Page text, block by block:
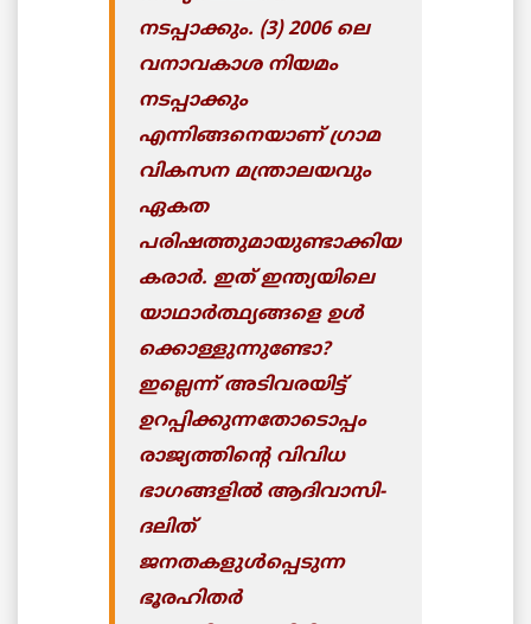
നടപ്പാക്കും. (3) 2006 ലെ
വനാവകാശ നിയമം
നടപ്പാക്കും
എന്നിങ്ങനെയാണ് ഗ്രാമ
വികസന മന്ത്രാലയവും
ഏകത
പരിഷത്തുമായുണ്ടാക്കിയ
കരാര്‍. ഇത് ഇന്ത്യയിലെ
യാഥാര്‍ത്ഥ്യങ്ങളെ ഉള്‍
ക്കൊള്ളുന്നുണ്ടോ?
ഇല്ലെന്ന് അടിവരയിട്ട്
ഉറപ്പിക്കുന്നതോടൊപ്പം
രാജ്യത്തിന്റെ വിവിധ
ഭാഗങ്ങളില്‍ ആദിവാസി-
ദലിത്
ജനതകളുള്‍പ്പെടുന്ന
ഭൂരഹിതര്‍